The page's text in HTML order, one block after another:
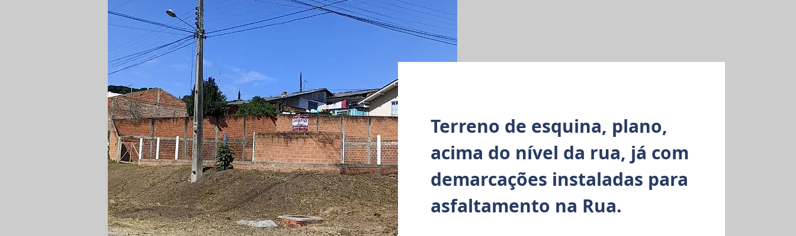
Terreno de esquina, plano,
acima do nível da rua, já com
demarcações instaladas para
asfaltamento na Rua.